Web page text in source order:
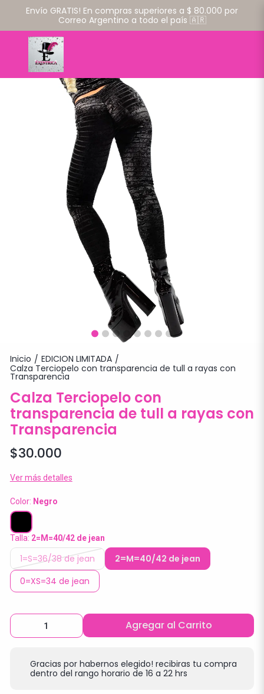
Envío GRATIS! En compras superiores a $ 80.000 por
Correo Argentino a todo el país 🇦🇷
Inicio / EDICION LIMITADA /
Calza Terciopelo con transparencia de tull a rayas con
Transparencia
Calza Terciopelo con
transparencia de tull a rayas con
Transparencia
$30.000
Ver más detalles
Color: Negro
Talla: 2=M=40/42 de jean
1=S=36/38 de jean
2=M=40/42 de jean
0=XS=34 de jean
Agregar al Carrito
Gracias por habernos elegido! recibiras tu compra
dentro del rango horario de 16 a 22 hrs